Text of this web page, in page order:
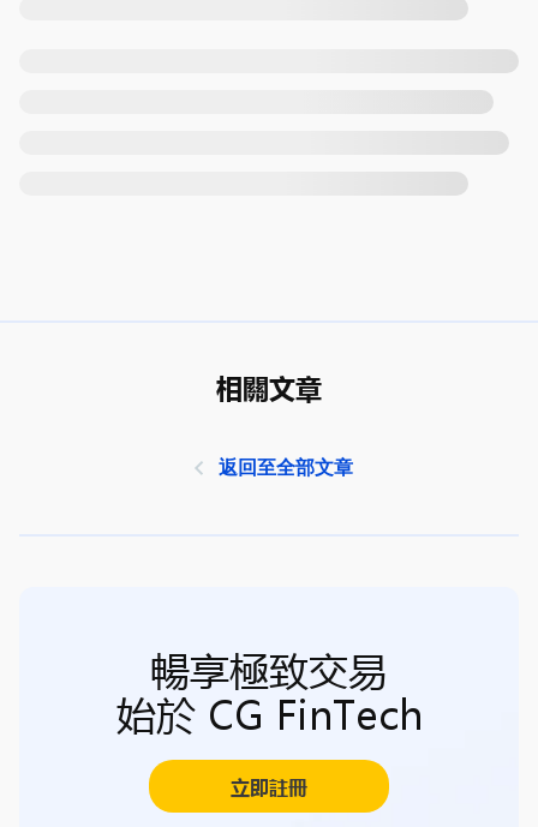
相關文章
返回至全部文章
暢享極致交易
始於 CG FinTech
立即註冊